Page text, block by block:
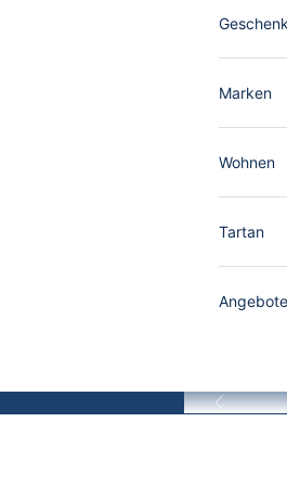
Marken
Wohnen
Tartan
Angebote
Zurück
Wolldecke ist kein